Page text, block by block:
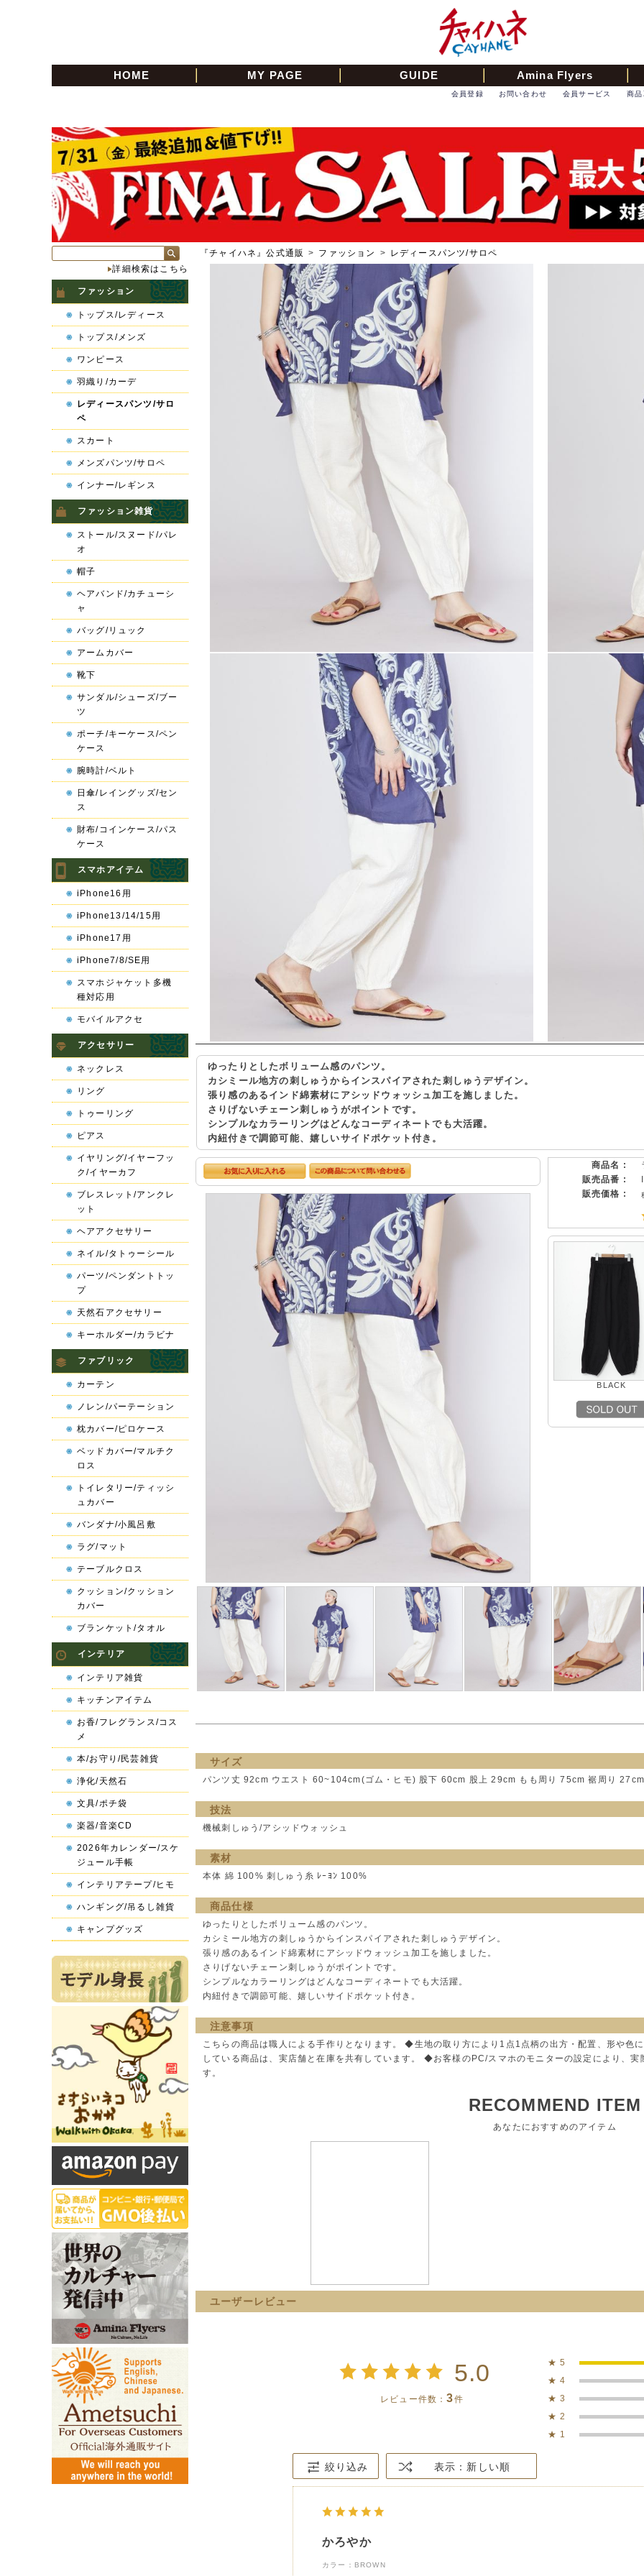
HOME MY PAGE GUIDE Amina Flyers
商
会員サービス
お問い合わせ
会員登録
『チャイハネ』公式通販 > ファッション > レディースパンツ/サロペ
ゆったりとしたボリューム感のパンツ。
カシミール地方の刺しゅうからインスパイアされた刺しゅうデザイン。
張り感のあるインド綿素材にアシッドウォッシュ加工を施しました。
さりげないチェーン刺しゅうがポイントです。
シンプルなカラーリングはどんなコーディネートでも大活躍。
内紐付きで調節可能、嬉しいサイドポケット付き。
商品名 :
販売品番 :
販売価格 :
BLACK
サイズ
パンツ丈 92cm ウエスト 60~104cm(ゴム・ヒモ) 股下 60cm 股上 29cm もも周り 75cm 裾周り
技法
機械刺しゅう/アシッドウォッシュ
素材
本体 綿 100% 刺しゅう糸 ﾚｰﾖﾝ 100%
商品仕様
ゆったりとしたボリューム感のパンツ。
カシミール地方の刺しゅうからインスパイアされた刺しゅうデザイン。
張り感のあるインド綿素材にアシッドウォッシュ加工を施しました。
さりげないチェーン刺しゅうがポイントです。
シンプルなカラーリングはどんなコーディネートでも大活躍。
内紐付きで調節可能、嬉しいサイドポケット付き。
注意事項
こちらの商品は職人による手作りとなります。 ◆生地の取り方により1点1点柄の出方・配置、形や色
している商品は、実店舗と在庫を共有しています。 ◆お客様のPC/スマホのモニターの設定により、
す。
RECOMMEND ITEM
あなたにおすすめのアイテム
ユーザーレビュー
5.0
レビュー件数：3件
★ 5
★ 4
★ 3
★ 2
★ 1
絞り込み 表示：新しい順
かろやか
カラー：BROWN
詳細検索はこちら
ファッション
トップス/レディース
トップス/メンズ
ワンピース
羽織り/カーデ
レディースパンツ/サロ
ペ
スカート
メンズパンツ/サロペ
インナー/レギンス
ファッション雑貨
ストール/スヌード/パレ
オ
帽子
ヘアバンド/カチューシ
ャ
バッグ/リュック
アームカバー
靴下
サンダル/シューズ/ブー
ツ
ポーチ/キーケース/ペン
ケース
腕時計/ベルト
日傘/レイングッズ/セン
ス
財布/コインケース/パス
ケース
スマホアイテム
iPhone16用
iPhone13/14/15用
iPhone17用
iPhone7/8/SE用
スマホジャケット多機
種対応用
モバイルアクセ
アクセサリー
ネックレス
リング
トゥーリング
ピアス
イヤリング/イヤーフッ
ク/イヤーカフ
ブレスレット/アンクレ
ット
ヘアアクセサリー
ネイル/タトゥーシール
パーツ/ペンダントトッ
プ
天然石アクセサリー
キーホルダー/カラビナ
ファブリック
カーテン
ノレン/パーテーション
枕カバー/ピロケース
ベッドカバー/マルチク
ロス
トイレタリー/ティッシ
ュカバー
バンダナ/小風呂敷
ラグ/マット
テーブルクロス
クッション/クッション
カバー
ブランケット/タオル
インテリア
インテリア雑貨
キッチンアイテム
お香/フレグランス/コス
メ
本/お守り/民芸雑貨
浄化/天然石
文具/ポチ袋
楽器/音楽CD
2026年カレンダー/スケ
ジュール手帳
インテリアテープ/ヒモ
ハンギング/吊るし雑貨
キャンプグッズ